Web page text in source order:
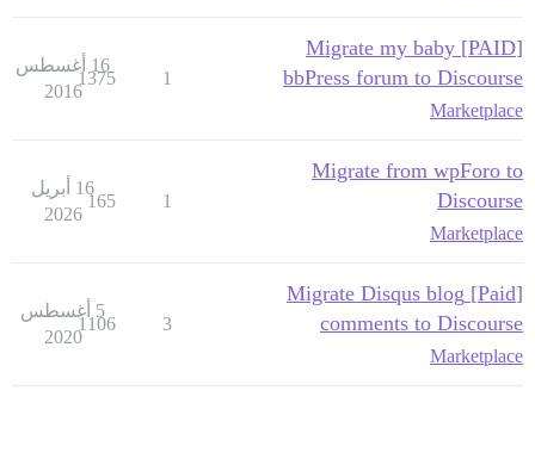
[PAID] Migrate my baby
bbPress forum to Discourse
Marketplace
1
1375
16 أغسطس
2016
Migrate from wpForo to
Discourse
Marketplace
1
165
16 أبريل
2026
[Paid] Migrate Disqus blog
comments to Discourse
Marketplace
3
1106
5 أغسطس
2020